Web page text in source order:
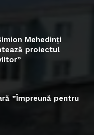
Mehedinți
proiectul
”Împreună pentru